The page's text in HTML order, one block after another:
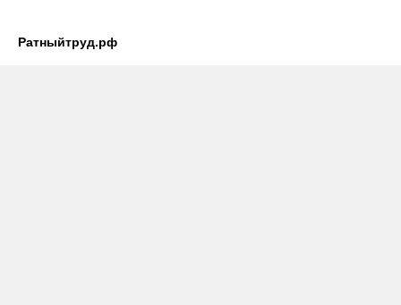
Ратныйтруд.рф